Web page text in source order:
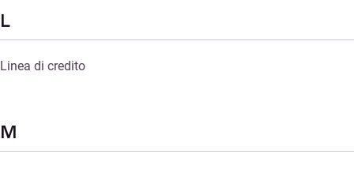
L
Linea di credito
M